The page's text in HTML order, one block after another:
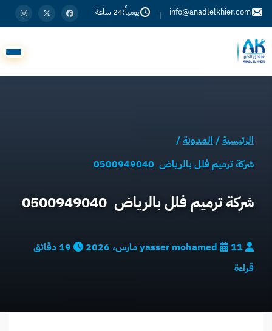
info@anadlelkhier.com
| يومياً:24 ساعة
الرئيسية/المدونة/
شركة ترميم فلل بالرياض 0500949040
شركة ترميم فلل بالرياض 0500949040
11 مارس، 2026
19 دقائق
قراءة